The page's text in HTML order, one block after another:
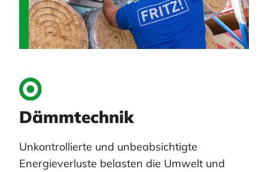
Dämmtechnik
Unkontrollierte und unbeabsichtigte
Energieverluste belasten die Umwelt und